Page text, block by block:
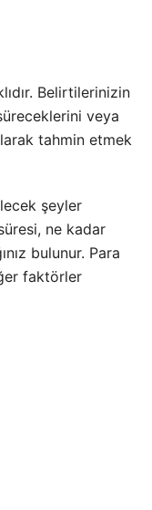
Belirtilerinizin
veya
tahmin etmek
şeyler
ne kadar
bulunur. Para
faktörler